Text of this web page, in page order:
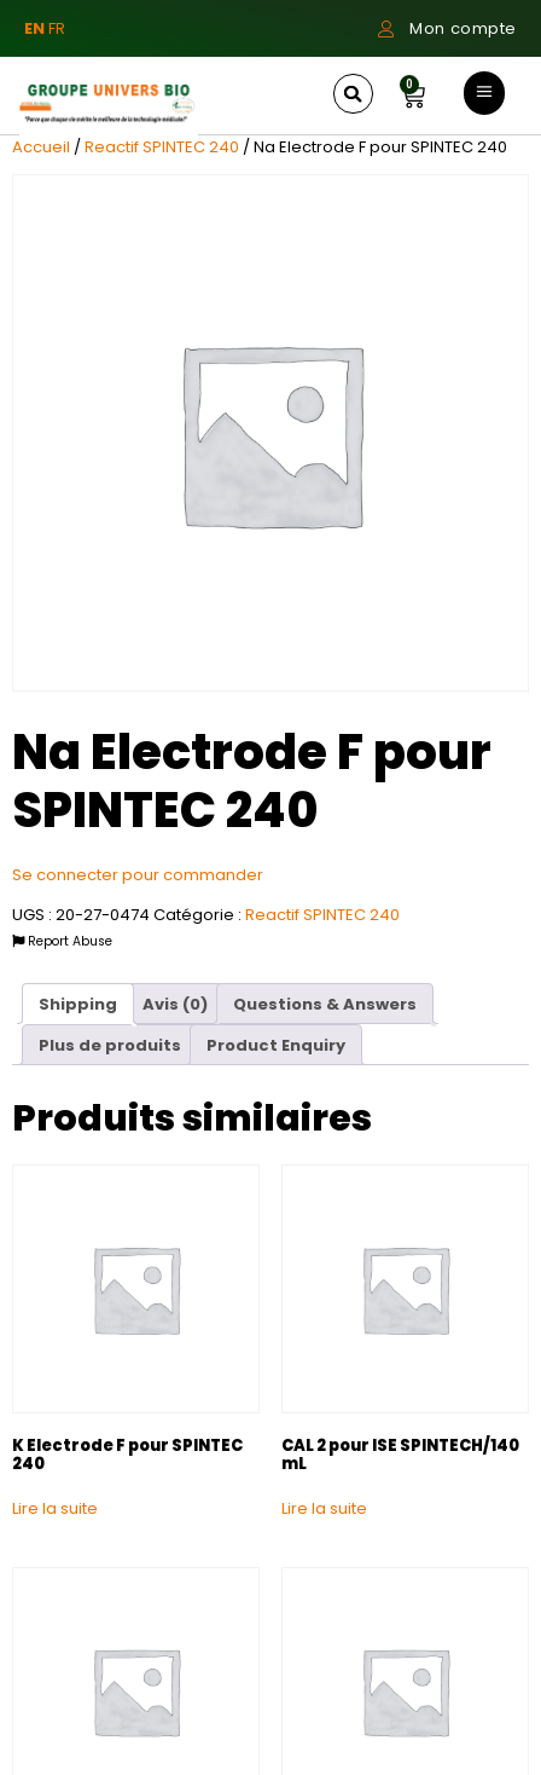
ENFR Mon compte
0
Accueil /Reactif SPINTEC 240 / Na Electrode F pour SPINTEC 240
Na Electrode F pour
SPINTEC 240
Se connecter pour commander
UGS : 20-27-0474 Catégorie : Reactif SPINTEC 240
Report Abuse
Shipping Avis (0)
Questions & Answers
Plus de produits
Product Enquiry
Produits similaires
K Electrode F pour SPINTEC
240
Lire la suite
CAL 2 pour ISE SPINTECH/140
mL
Lire la suite